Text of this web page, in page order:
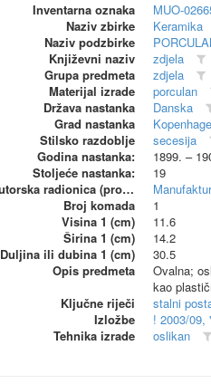
Inventarna oznaka
MUO-
Naziv zbirke
Keramika
Naziv podzbirke
Književni naziv
zdjela
Grupa predmeta
zdjela
Materijal izrade
porculan
Država nastanka
Danska
Grad nastanka
Stilsko razdoblje
secesija
Godina nastanka:
1899. –
Stoljeće nastanka:
19
Autorska radionica (proizvođač)
Broj komada
1
Visina 1 (cm)
11.6
Širina 1 (cm)
14.2
Duljina ili dubina 1 (cm)
30.5
Opis predmeta
Ovalna;
kao
Ključne riječi
stalni
Izložbe
! 2003/09,
Tehnika izrade
oslikan